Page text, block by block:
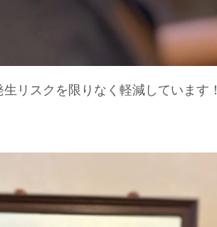
リスクを限りなく軽減しています！